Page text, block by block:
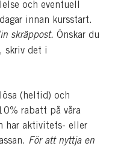
och eventuell
innan kursstart.
skräppost. Önskar du
skriv det i
(heltid) och
rabatt på våra
har aktivitets- eller
För att nyttja en